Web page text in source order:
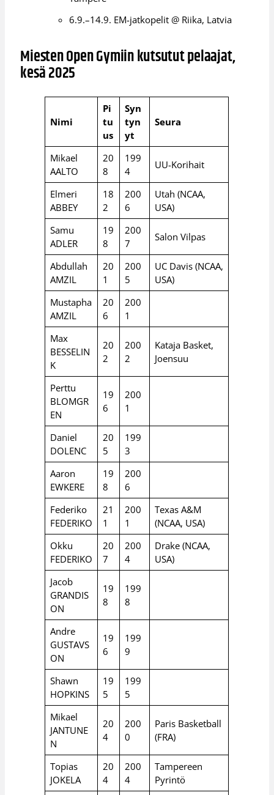
6.9.–14.9. EM-jatkopelit @ Riika, Latvia
Miesten Open Gymiin kutsutut pelaajat,
kesä 2025
Nimi
Pi
tu
us
Syn
tyn
yt
Seura
Mikael
AALTO
20
8
199
4
UU-Korihait
Elmeri
ABBEY
18
2
200
6
Utah (NCAA,
USA)
Samu
ADLER
19
8
200
7
Salon Vilpas
Abdullah
AMZIL
20
1
200
5
UC Davis (NCAA,
USA)
Mustapha
AMZIL
20
6
200
1
Max
BESSELIN
K
20
2
200
2
Kataja Basket,
Joensuu
Perttu
BLOMGR
EN
19
6
200
1
Daniel
DOLENC
20
5
199
3
Aaron
EWKERE
19
8
200
6
Federiko
FEDERIKO
21
1
200
1
Texas A&M
(NCAA, USA)
Okku
FEDERIKO
20
7
200
4
Drake (NCAA,
USA)
Jacob
GRANDIS
ON
19
8
199
8
Andre
GUSTAVS
ON
19
6
199
9
Shawn
HOPKINS
19
5
199
5
Mikael
JANTUNE
N
20
4
200
0
Paris Basketball
(FRA)
Topias
JOKELA
20
4
200
4
Tampereen
Pyrintö